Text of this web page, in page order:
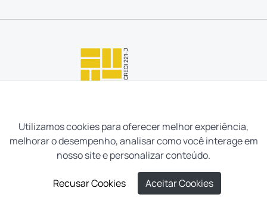
Neves e Filhos Administração e Intermediação de Imóveis
Utilizamos cookies para oferecer melhor experiência,
melhorar o desempenho, analisar como você interage em
nosso site e personalizar conteúdo.
Recusar Cookies Aceitar Cookies